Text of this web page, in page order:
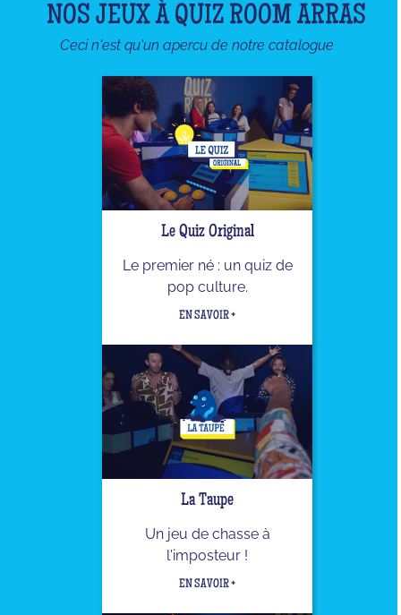
NOS JEUX À QUIZ ROOM ARRAS
Ceci n'est qu'un apercu de notre catalogue
Le Quiz Original
Le premier né : un quiz de
pop culture.
EN SAVOIR +
La Taupe
Un jeu de chasse à
l'imposteur !
EN SAVOIR +